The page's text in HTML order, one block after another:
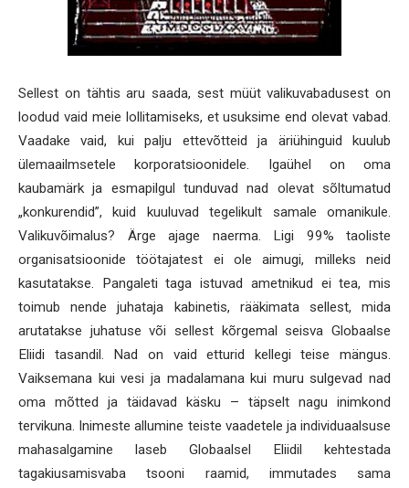
Sellest on tähtis aru saada, sest müüt valikuvabadusest on
loodud vaid meie lollitamiseks, et usuksime end olevat vabad.
Vaadake vaid, kui palju ettevõtteid ja äriühinguid kuulub
ülemaailmsetele korporatsioonidele. Igaühel on oma
kaubamärk ja esmapilgul tunduvad nad olevat sõltumatud
„konkurendid”, kuid kuuluvad tegelikult samale omanikule.
Valikuvõimalus? Ärge ajage naerma. Ligi 99% taoliste
organisatsioonide töötajatest ei ole aimugi, milleks neid
kasutatakse. Pangaleti taga istuvad ametnikud ei tea, mis
toimub nende juhataja kabinetis, rääkimata sellest, mida
arutatakse juhatuse või sellest kõrgemal seisva Globaalse
Eliidi tasandil. Nad on vaid etturid kellegi teise mängus.
Vaiksemana kui vesi ja madalamana kui muru sulgevad nad
oma mõtted ja täidavad käsku – täpselt nagu inimkond
tervikuna. Inimeste allumine teiste vaadetele ja individuaalsuse
mahasalgamine laseb Globaalsel Eliidil kehtestada
tagakiusamisvaba tsooni raamid, immutades sama